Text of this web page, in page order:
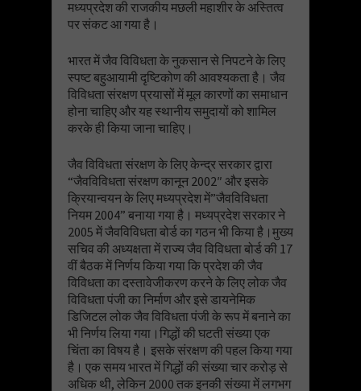
मध्यप्रदेश की राजकीय मछली महाशीर के अस्तित्व
पर संकट आ गया है।
भारत में जैव विविधता के नुकसान से निपटने के लिए
स्पष्ट बहुआयामी दृष्टिकोण की आवश्यकता है। जैव
विविधता संरक्षण प्रयासों में मूल कारणों का समाधान
होना चाहिए और यह स्थानीय समुदायों को शामिल
करके ही किया जाना चाहिए।
जैव विविधता संरक्षण के लिए केन्द्र सरकार द्वारा
“जैवविविधता संरक्षण कानून 2002″ और इसके
क्रियान्वयन के लिए मध्यप्रदेश में”जैवविविधता
नियम 2004” बनाया गया है। मध्यप्रदेश सरकार ने
2005 में जैवविविधता बोर्ड का गठन भी किया है।मुख्य
सचिव की अध्यक्षता में राज्य जैव विविधता बोर्ड की 17
वीं बैठक में निर्णय किया गया कि प्रदेश की जैव
विविधता का दस्तावेजीकरण करने के लिए लोक जैव
विविधता पंजी का निर्माण और इसे डायनेमिक
डिजिटल लोक जैव विविधता पंजी के रूप में बनाने का
भी निर्णय लिया गया।गिद्धों की घटती संख्या एक
चिंता का विषय है। इसके संरक्षण की पहल किया गया
है। एक समय भारत में गिद्धों की संख्या चार करोड़ से
अधिक थी, लेकिन 2000 तक इनकी संख्या में लगभग